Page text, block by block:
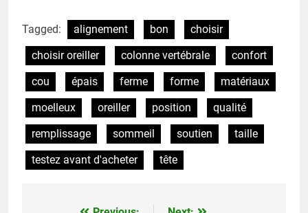
Tagged: alignement bon
choisir
choisir oreiller
colonne vertébrale
confort
cou
épais ferme forme
matériaux
moelleux
oreiller position
qualité
remplissage
sommeil soutien
taille
testez avant d'acheter
tête